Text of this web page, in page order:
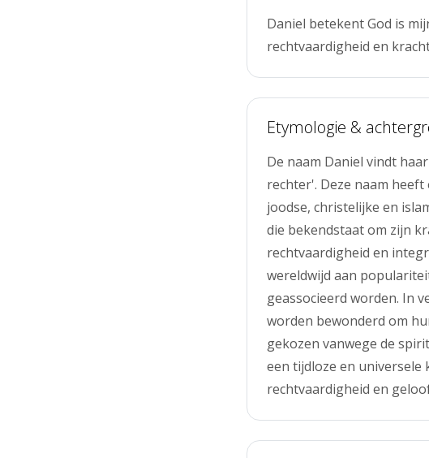
Daniel betekent God is
rechtvaardigheid en
Etymologie &
De naam Daniel vindt
rechter'. Deze naam
joodse, christelijke en
die bekendstaat om zijn
rechtvaardigheid en
wereldwijd aan
geassocieerd worden. In
worden bewonderd om
gekozen vanwege de
een tijdloze en universele
rechtvaardigheid en